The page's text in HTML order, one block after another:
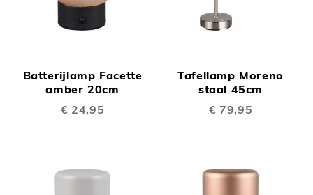
Batterijlamp Facette
amber 20cm
€ 24,95
Tafellamp Moreno
staal 45cm
€ 79,95